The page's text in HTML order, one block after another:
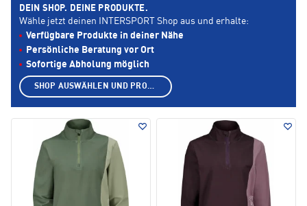
DEIN SHOP. DEINE PRODUKTE.
Wähle jetzt deinen INTERSPORT Shop aus und erhalte:
Verfügbare Produkte in deiner Nähe
Persönliche Beratung vor Ort
Sofortige Abholung möglich
SHOP AUSWÄHLEN UND PRODUKTE ANZEIGEN